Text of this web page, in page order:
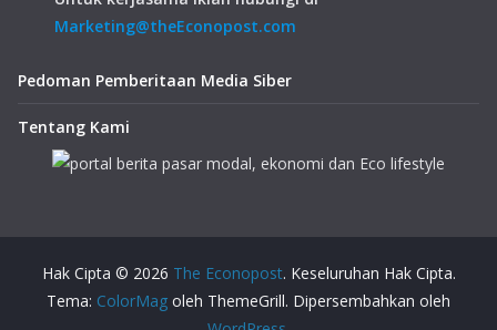
Marketing@theEconopost.com
Pedoman Pemberitaan Media Siber
Tentang Kami
Hak Cipta © 2026 The Econopost. Keseluruhan Hak Cipta.
Tema: ColorMag oleh ThemeGrill. Dipersembahkan oleh